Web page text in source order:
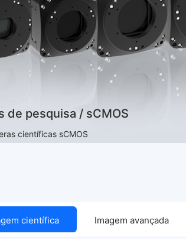
de pesquisa / sCMOS
científicas sCMOS
científica Imagem avançada